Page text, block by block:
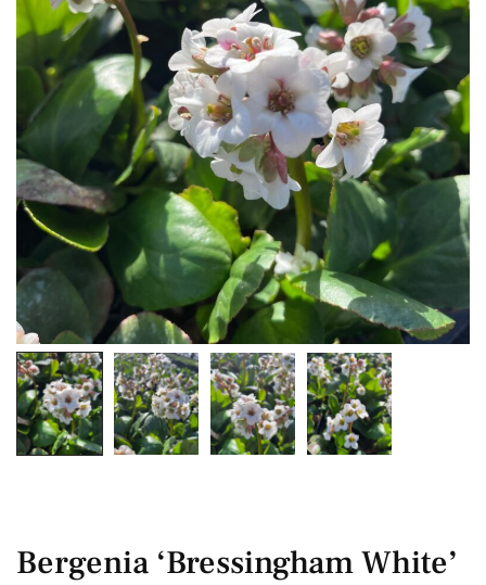
Bergenia ‘Bressingham White’